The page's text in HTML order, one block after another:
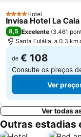
S'Arenal Petit
Ca N'Escandell
Es Viver
4 Estrelas
Hotel
Invisa Hotel La Cala
8,5 Excelente (3.461
Santa Eulália, a 0.3 km
de € 108
Consulte os preços
Ver
Ver todas
Outras estadias